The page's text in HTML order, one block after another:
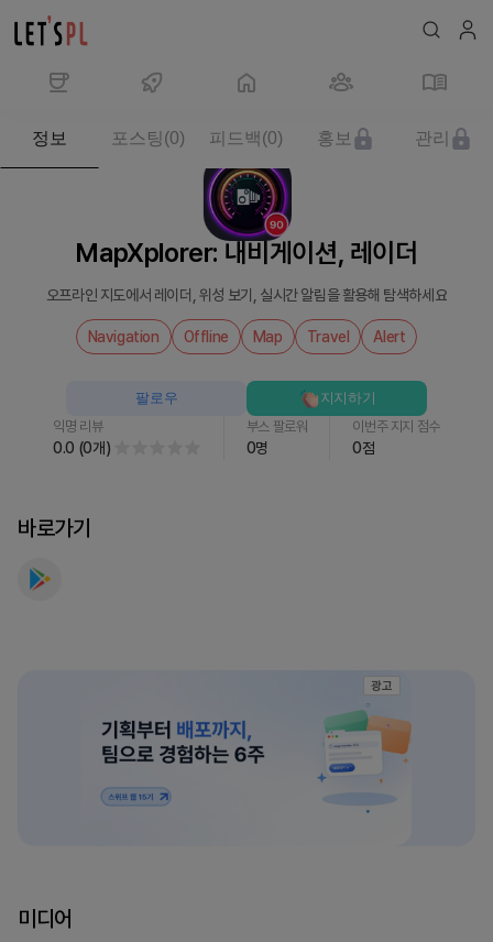
서
MapXplorer:MapXplorer: 내비게이션, 레이더
오프라인 지도에서 레이더, 위성 보기, 실시간 알림을 활용해 탐색하세요
Navigation Offline Map Travel Alert
익명 리뷰
0.0 (0개)
부스 팔로워
0명
이번주 지지 점수
0점
팔로우 지지하기
정보 포스팅(0) 피드백 (0) 홍보 관리
바로가기
광고
미디어